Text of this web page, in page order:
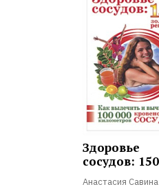
Здоровье
сосудов:
Анастасия Савина